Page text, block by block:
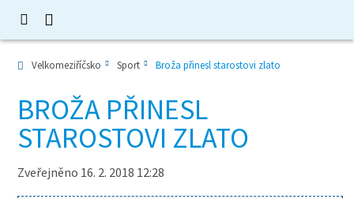
Velkomeziříčsko Sport Broža přinesl starostovi zlato
BROŽA PŘINESL
STAROSTOVI ZLATO
Zveřejněno 16. 2. 2018 12:28